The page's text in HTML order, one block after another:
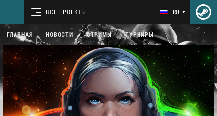
ВСЕ ПРОЕКТЫ RU
ГЛАВНАЯ НОВОСТИ СТРИМЫ ТУРНИРЫ